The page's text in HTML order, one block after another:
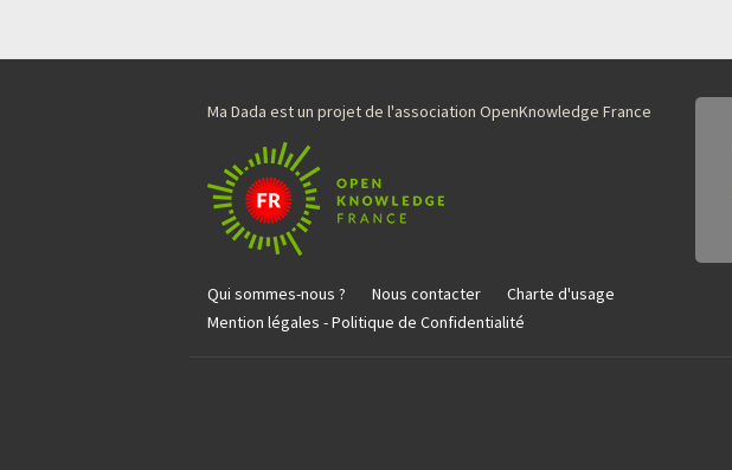
Ma Dada est un projet de l'association OpenKnowledge France
Qui sommes-nous ? Nous contacter
Charte d'usage
Mention légales - Politique de Confidentialité